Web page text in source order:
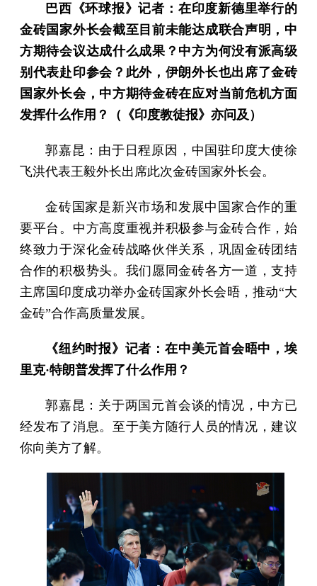
巴西《环球报》记者：在印度新德里举行的
金砖国家外长会截至目前未能达成联合声明，中
方期待会议达成什么成果？中方为何没有派高级
别代表赴印参会？此外，伊朗外长也出席了金砖
国家外长会，中方期待金砖在应对当前危机方面
发挥什么作用？（《印度教徒报》亦问及）
郭嘉昆：由于日程原因，中国驻印度大使徐
飞洪代表王毅外长出席此次金砖国家外长会。
金砖国家是新兴市场和发展中国家合作的重
要平台。中方高度重视并积极参与金砖合作，始
终致力于深化金砖战略伙伴关系，巩固金砖团结
合作的积极势头。我们愿同金砖各方一道，支持
主席国印度成功举办金砖国家外长会晤，推动“大
金砖”合作高质量发展。
《纽约时报》记者：在中美元首会晤中，埃
里克·特朗普发挥了什么作用？
郭嘉昆：关于两国元首会谈的情况，中方已
经发布了消息。至于美方随行人员的情况，建议
你向美方了解。